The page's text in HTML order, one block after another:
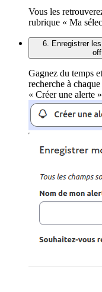
Vous les
rubrique « Ma
6. Enregistrer
Gagnez du temps
recherche à
« Créer une alerte